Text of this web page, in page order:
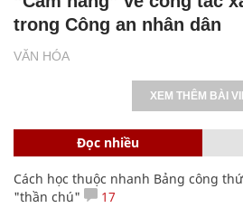
VĂN HÓA
trong Công an nhân dân
XEM THÊM BÀI
Đọc nhiều
Cách học thuộc nhanh Bảng công
"thần chú"
17